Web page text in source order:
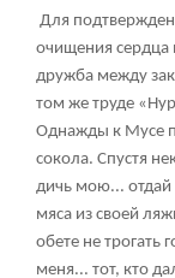
Для
очищения сердца
дружба между
том же труде
Однажды к Мусе
сокола. Спустя
дичь мою...
мяса из своей
обете не трогать
меня... тот, кто